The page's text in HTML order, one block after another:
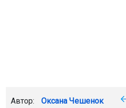
Автор: Оксана Чешенок